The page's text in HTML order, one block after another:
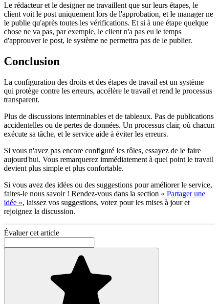
Le rédacteur et le designer ne travaillent que sur leurs étapes, le
client voit le post uniquement lors de l'approbation, et le manager ne
le publie qu'après toutes les vérifications. Et si à une étape quelque
chose ne va pas, par exemple, le client n'a pas eu le temps
d'approuver le post, le système ne permettra pas de le publier.
Conclusion
La configuration des droits et des étapes de travail est un système
qui protège contre les erreurs, accélère le travail et rend le processus
transparent.
Plus de discussions interminables et de tableaux. Pas de publications
accidentelles ou de pertes de données. Un processus clair, où chacun
exécute sa tâche, et le service aide à éviter les erreurs.
Si vous n'avez pas encore configuré les rôles, essayez de le faire
aujourd'hui. Vous remarquerez immédiatement à quel point le travail
devient plus simple et plus confortable.
Si vous avez des idées ou des suggestions pour améliorer le service,
faites-le nous savoir ! Rendez-vous dans la section « Partager une
idée », laissez vos suggestions, votez pour les mises à jour et
rejoignez la discussion.
Évaluer cet article